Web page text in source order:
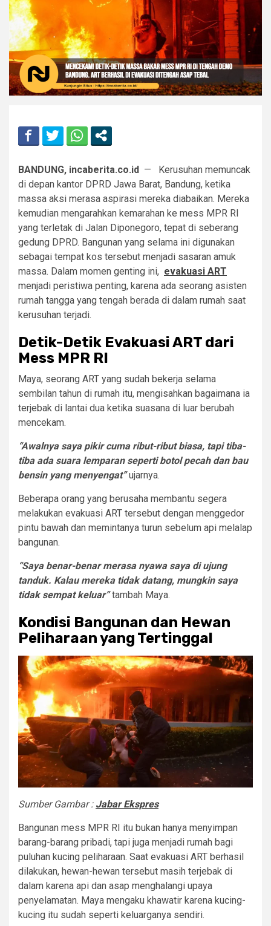
BANDUNG, incaberita.co.id — Kerusuhan memuncak
di depan kantor DPRD Jawa Barat, Bandung, ketika
massa aksi merasa aspirasi mereka diabaikan. Mereka
kemudian mengarahkan kemarahan ke mess MPR RI
yang terletak di Jalan Diponegoro, tepat di seberang
gedung DPRD. Bangunan yang selama ini digunakan
sebagai tempat kos tersebut menjadi sasaran amuk
massa. Dalam momen genting ini, evakuasi ART
menjadi peristiwa penting, karena ada seorang asisten
rumah tangga yang tengah berada di dalam rumah saat
kerusuhan terjadi.
Detik-Detik Evakuasi ART dari
Mess MPR RI
Maya, seorang ART yang sudah bekerja selama
sembilan tahun di rumah itu, mengisahkan bagaimana ia
terjebak di lantai dua ketika suasana di luar berubah
mencekam.
“Awalnya saya pikir cuma ribut-ribut biasa, tapi tiba-
tiba ada suara lemparan seperti botol pecah dan bau
bensin yang menyengat”ujarnya.
Beberapa orang yang berusaha membantu segera
melakukan evakuasi ART tersebut dengan menggedor
pintu bawah dan memintanya turun sebelum api melalap
bangunan.
“Saya benar-benar merasa nyawa saya di ujung
tanduk. Kalau mereka tidak datang, mungkin saya
tidak sempat keluar” tambah Maya.
Kondisi Bangunan dan Hewan
Peliharaan yang Tertinggal
Sumber Gambar : Jabar Ekspres
Bangunan mess MPR RI itu bukan hanya menyimpan
barang-barang pribadi, tapi juga menjadi rumah bagi
puluhan kucing peliharaan. Saat evakuasi ART berhasil
dilakukan, hewan-hewan tersebut masih terjebak di
dalam karena api dan asap menghalangi upaya
penyelamatan. Maya mengaku khawatir karena kucing-
kucing itu sudah seperti keluarganya sendiri.